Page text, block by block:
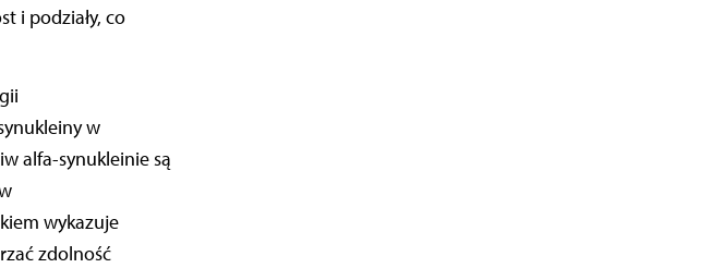
i podziały, co
w
alfa-synukleinie są
wykazuje
zdolność